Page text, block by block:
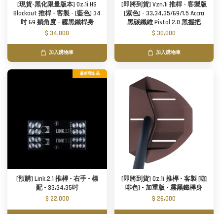
[現貨-黑化限量版本] Oz.1i HS
Blackout 推桿 - 客製 - [藍色] 34
吋 69 躺角度 - 霧黑鐵桿身
$ 34,000
加入購物車
[即將到貨] Vzn.1i 推桿 - 客製版
[紫色] - 33,34,35/69/1.5 Accra
黑碳纖維 Pistol 2.0 黑握把
$ 30,000
加入購物車
最新釋出品
[預購] Link.2.1 推桿 - 右手 - 標
配 - 33,34,35吋
$ 22,000
[即將到貨] Oz.1i 推桿 - 客製 [咖
啡色] - 加重版 - 霧黑鐵桿身
$ 26,000